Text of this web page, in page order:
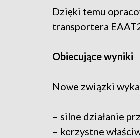
Dzięki temu
transportera
Obiecujące wyniki
Nowe związki
– silne działanie
– korzystne